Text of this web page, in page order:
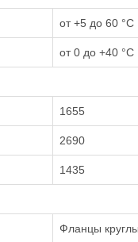
от +5 до 60 °С
от 0 до +40 °С
1655
2690
1435
Фланцы